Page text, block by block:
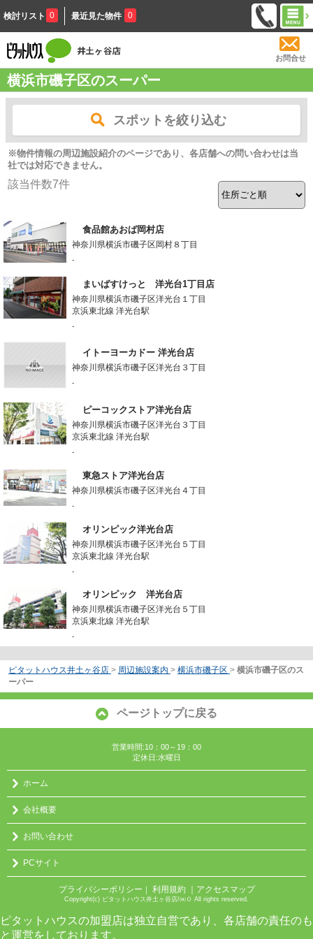
検討リスト 0 最近見た物件 0
お問合せ
横浜市磯子区のスーパー
スポットを絞り込む
※物件情報の周辺施設紹介のページであり、各店舗への問い合わせは当
社では対応できません。
該当件数7件
食品館あおば岡村店
神奈川県横浜市磯子区岡村８丁目
-
まいばすけっと 洋光台1丁目店
神奈川県横浜市磯子区洋光台１丁目
京浜東北線 洋光台駅
-
イトーヨーカドー 洋光台店
神奈川県横浜市磯子区洋光台３丁目
-
ピーコックストア洋光台店
神奈川県横浜市磯子区洋光台３丁目
京浜東北線 洋光台駅
-
東急ストア洋光台店
神奈川県横浜市磯子区洋光台４丁目
-
オリンピック洋光台店
神奈川県横浜市磯子区洋光台５丁目
京浜東北線 洋光台駅
-
オリンピック 洋光台店
神奈川県横浜市磯子区洋光台５丁目
京浜東北線 洋光台駅
-
ピタットハウス井土ヶ谷店 > 周辺施設案内 > 横浜市磯子区 > 横浜市磯子区のス
ーパー
ページトップに戻る
営業時間:10：00～19：00
定休日:水曜日
ホーム
会社概要
お問い合わせ
PCサイト
プライバシーポリシー ｜ 利用規約 ｜アクセスマップ
Copyright(c) ピタットハウス井土ヶ谷店/㈱０ All rights reserved.
ピタットハウスの加盟店は独立自営であり、各店舗の責任のも
と運営をしております。